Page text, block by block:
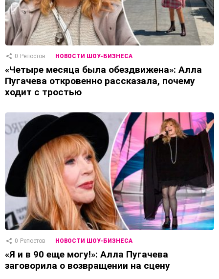
0 Репостов НОВОСТИ ШОУ-БИЗНЕСА
«Четыре месяца была обездвижена»: Алла
Пугачева откровенно рассказала, почему
ходит с тростью
0 Репостов НОВОСТИ ШОУ-БИЗНЕСА
«Я и в 90 еще могу!»: Алла Пугачева
заговорила о возвращении на сцену